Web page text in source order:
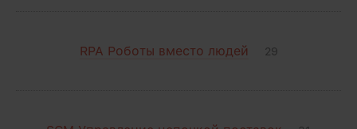
RPA Роботы вместо людей 29